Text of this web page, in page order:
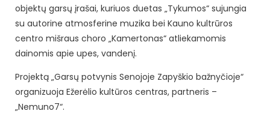
objektų garsų įrašai, kuriuos duetas „Tykumos“ sujungia
su autorine atmosferine muzika bei Kauno kultrūros
centro mišraus choro „Kamertonas“ atliekamomis
dainomis apie upes, vandenį.
Projektą „Garsų potvynis Senojoje Zapyškio bažnyčioje“
organizuoja Ežerėlio kultūros centras, partneris –
„Nemuno7“.